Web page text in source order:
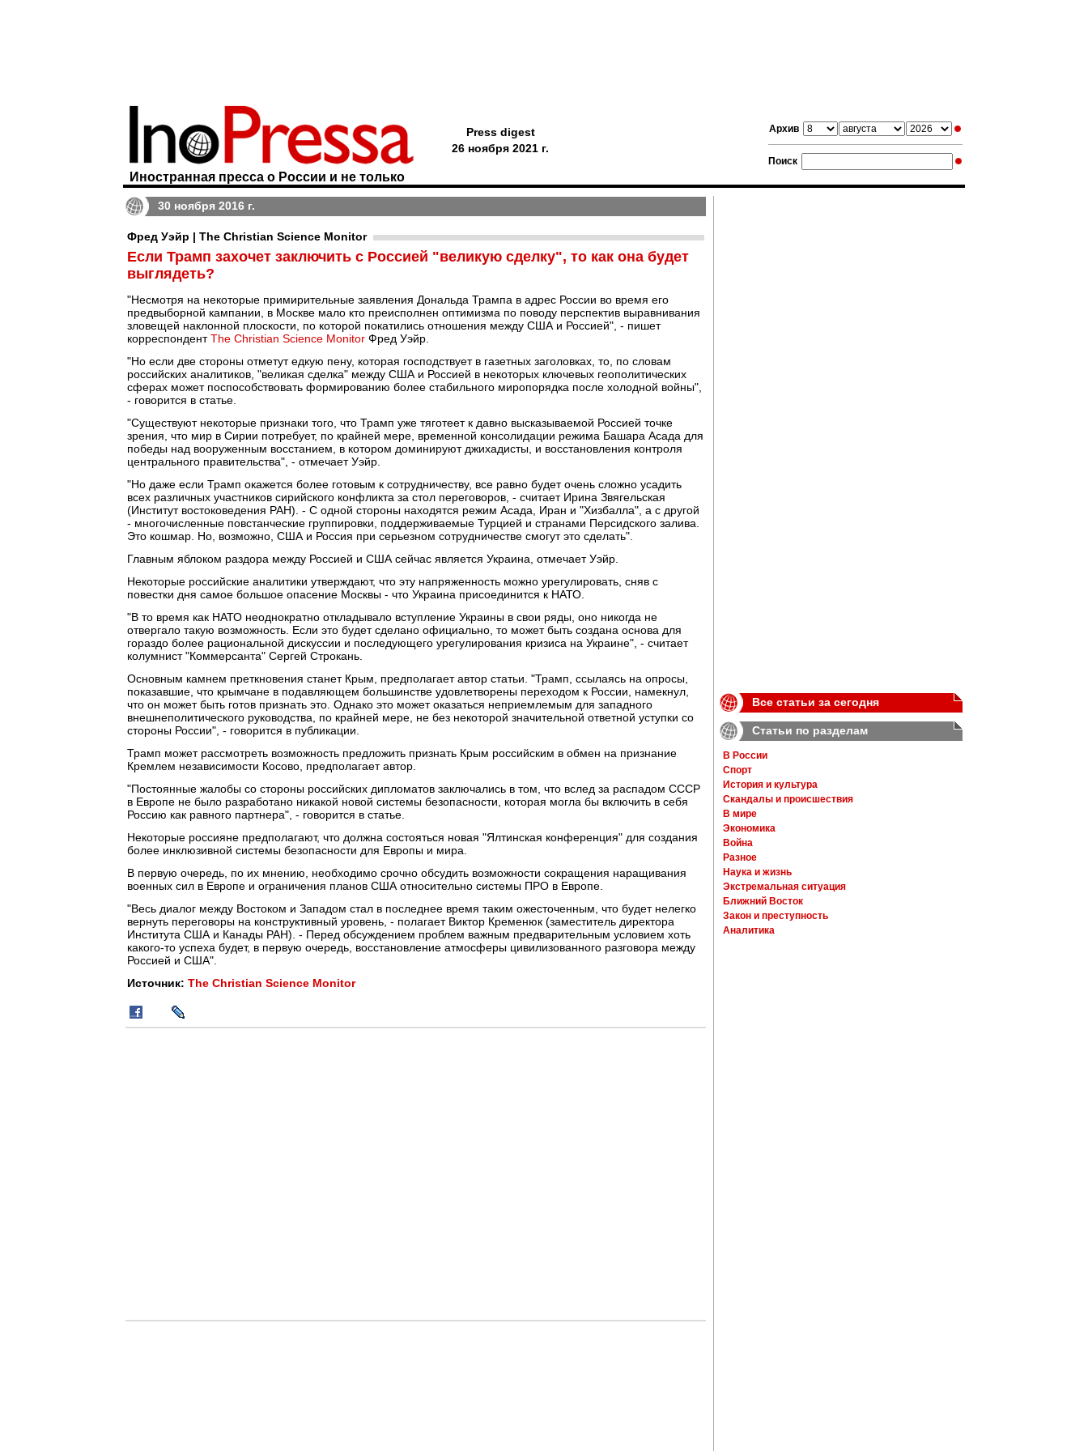
Архив
Поиск
Иностранная пресса о России и не только
Press digest
26 ноября 2021 г.
30 ноября 2016 г.
Фред Уэйр | The Christian Science Monitor
Если Трамп захочет заключить с Россией "великую сделку", то как она будет
выглядеть?
"Несмотря на некоторые примирительные заявления Дональда Трампа в адрес России во время его
предвыборной кампании, в Москве мало кто преисполнен оптимизма по поводу перспектив выравнивания
зловещей наклонной плоскости, по которой покатились отношения между США и Россией", - пишет
корреспондентThe Christian Science Monitor Фред Уэйр.
"Но если две стороны отметут едкую пену, которая господствует в газетных заголовках, то, по словам
российских аналитиков, "великая сделка" между США и Россией в некоторых ключевых геополитических
сферах может поспособствовать формированию более стабильного миропорядка после холодной войны",
- говорится в статье.
"Существуют некоторые признаки того, что Трамп уже тяготеет к давно высказываемой Россией точке
зрения, что мир в Сирии потребует, по крайней мере, временной консолидации режима Башара Асада для
победы над вооруженным восстанием, в котором доминируют джихадисты, и восстановления контроля
центрального правительства", - отмечает Уэйр.
"Но даже если Трамп окажется более готовым к сотрудничеству, все равно будет очень сложно усадить
всех различных участников сирийского конфликта за стол переговоров, - считает Ирина Звягельская
(Институт востоковедения РАН). - С одной стороны находятся режим Асада, Иран и "Хизбалла", а с другой
- многочисленные повстанческие группировки, поддерживаемые Турцией и странами Персидского залива.
Это кошмар. Но, возможно, США и Россия при серьезном сотрудничестве смогут это сделать".
Главным яблоком раздора между Россией и США сейчас является Украина, отмечает Уэйр.
Некоторые российские аналитики утверждают, что эту напряженность можно урегулировать, сняв с
повестки дня самое большое опасение Москвы - что Украина присоединится к НАТО.
"В то время как НАТО неоднократно откладывало вступление Украины в свои ряды, оно никогда не
отвергало такую возможность. Если это будет сделано официально, то может быть создана основа для
гораздо более рациональной дискуссии и последующего урегулирования кризиса на Украине", - считает
колумнист "Коммерсанта" Сергей Строкань.
Основным камнем преткновения станет Крым, предполагает автор статьи. "Трамп, ссылаясь на опросы,
показавшие, что крымчане в подавляющем большинстве удовлетворены переходом к России, намекнул,
что он может быть готов признать это. Однако это может оказаться неприемлемым для западного
внешнеполитического руководства, по крайней мере, не без некоторой значительной ответной уступки со
стороны России", - говорится в публикации.
Трамп может рассмотреть возможность предложить признать Крым российским в обмен на признание
Кремлем независимости Косово, предполагает автор.
"Постоянные жалобы со стороны российских дипломатов заключались в том, что вслед за распадом СССР
в Европе не было разработано никакой новой системы безопасности, которая могла бы включить в себя
Россию как равного партнера", - говорится в статье.
Некоторые россияне предполагают, что должна состояться новая "Ялтинская конференция" для создания
более инклюзивной системы безопасности для Европы и мира.
В первую очередь, по их мнению, необходимо срочно обсудить возможности сокращения наращивания
военных сил в Европе и ограничения планов США относительно системы ПРО в Европе.
"Весь диалог между Востоком и Западом стал в последнее время таким ожесточенным, что будет нелегко
вернуть переговоры на конструктивный уровень, - полагает Виктор Кременюк (заместитель директора
Института США и Канады РАН). - Перед обсуждением проблем важным предварительным условием хоть
какого-то успеха будет, в первую очередь, восстановление атмосферы цивилизованного разговора между
Россией и США".
Источник: The Christian Science Monitor
Все статьи за сегодня
Статьи по разделам
В России
Спорт
История и культура
Скандалы и происшествия
В мире
Экономика
Война
Разное
Наука и жизнь
Экстремальная ситуация
Ближний Восток
Закон и преступность
Аналитика